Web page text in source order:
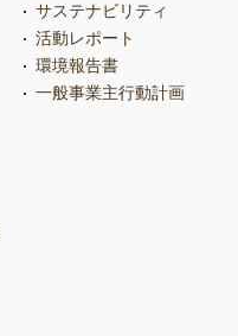
サステナビリティ
活動レポート
環境報告書
一般事業主行動計画